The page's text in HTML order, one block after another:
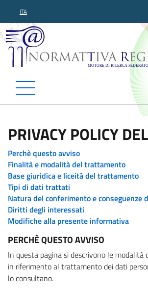
ITA
Normattiva
PRIVACY POLICY
Perchè questo avviso
Finalità e modalità del trattamento
Base giuridica e liceità del trattamento
Tipi di dati trattati
Natura del conferimento e conseguenze
Diritti degli interessati
Modifiche alla presente informativa
PERCHÈ QUESTO AVVISO
In questa pagina si descrivono le modalità
in riferimento al trattamento dei dati
lo consultano.